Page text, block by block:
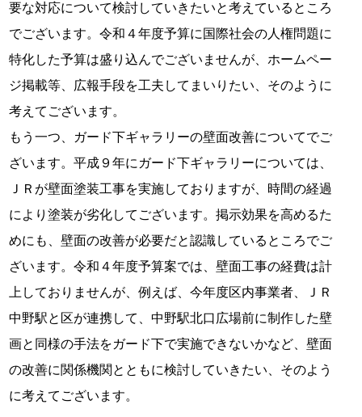
要な対応について検討していきたいと考えているところ
でございます。令和４年度予算に国際社会の人権問題に
特化した予算は盛り込んでございませんが、ホームペー
ジ掲載等、広報手段を工夫してまいりたい、そのように
考えてございます。
もう一つ、ガード下ギャラリーの壁面改善についてでご
ざいます。平成９年にガード下ギャラリーについては、
ＪＲが壁面塗装工事を実施しておりますが、時間の経過
により塗装が劣化してございます。掲示効果を高めるた
めにも、壁面の改善が必要だと認識しているところでご
ざいます。令和４年度予算案では、壁面工事の経費は計
上しておりませんが、例えば、今年度区内事業者、ＪＲ
中野駅と区が連携して、中野駅北口広場前に制作した壁
画と同様の手法をガード下で実施できないかなど、壁面
の改善に関係機関とともに検討していきたい、そのよう
に考えてございます。